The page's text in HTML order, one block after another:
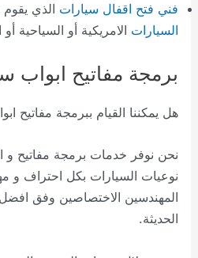
فني فتح اقفال سيارات الذي يقوم
السيارات الامريكية أو السياحية
برمجة مفاتيح ابواب
هل يمكننا القيام ببرمجة مفاتيح
نحن نوفر خدمات برمجة مفاتيح
نوعيات السيارات بكل احتراف و
المهندسين الاختصاصين وفق افضل
الحديثة.